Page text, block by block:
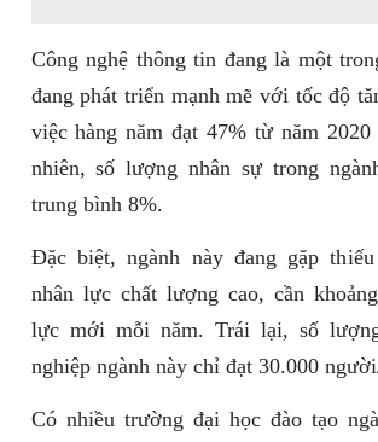
Công nghệ thông tin đang là một
đang phát triển mạnh mẽ với tốc độ
việc hàng năm đạt 47% từ năm 2020
nhiên, số lượng nhân sự trong
trung bình 8%.
Đặc biệt, ngành này đang gặp
nhân lực chất lượng cao, cần
lực mới mỗi năm. Trái lại, số
nghiệp ngành này chỉ đạt 30.000
Có nhiều trường đại học đào tạo